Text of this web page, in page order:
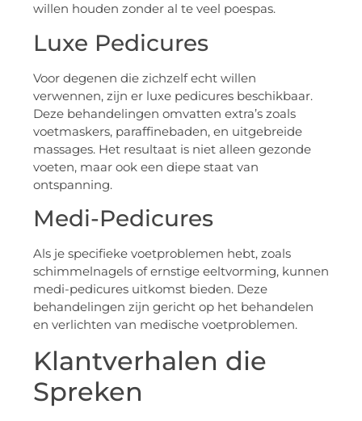
willen houden zonder al te veel poespas.
Luxe Pedicures
Voor degenen die zichzelf echt willen
verwennen, zijn er luxe pedicures beschikbaar.
Deze behandelingen omvatten extra’s zoals
voetmaskers, paraffinebaden, en uitgebreide
massages. Het resultaat is niet alleen gezonde
voeten, maar ook een diepe staat van
ontspanning.
Medi-Pedicures
Als je specifieke voetproblemen hebt, zoals
schimmelnagels of ernstige eeltvorming, kunnen
medi-pedicures uitkomst bieden. Deze
behandelingen zijn gericht op het behandelen
en verlichten van medische voetproblemen.
Klantverhalen die
Spreken